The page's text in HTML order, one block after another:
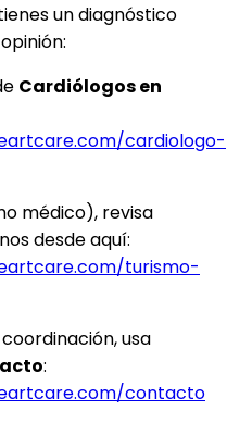
un diagnóstico
Cardiólogos en
cardiologo-
médico), revisa
desde aquí:
turismo-
usa
:
contacto